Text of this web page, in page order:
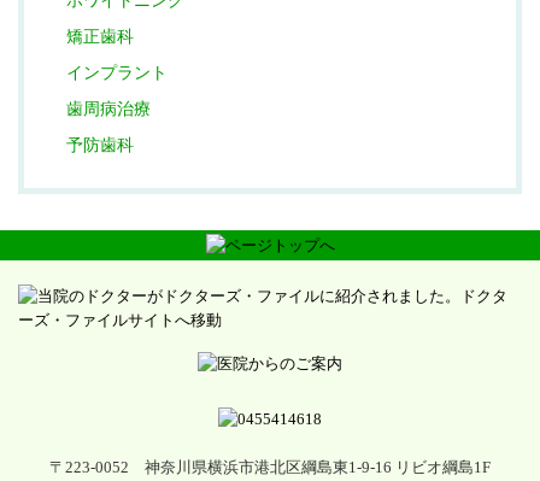
矯正歯科
インプラント
歯周病治療
予防歯科
〒223-0052 神奈川県横浜市港北区綱島東1-9-16 リビオ綱島1F